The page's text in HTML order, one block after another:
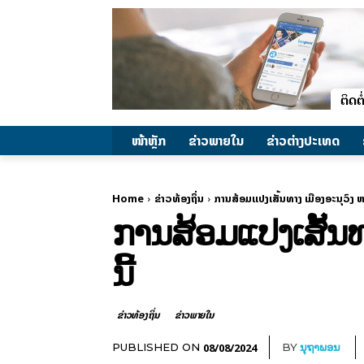
ໜ້າຫຼັກ ຂ່າວພາຍ​ໃນ ຂ່າວຕ່າງປະເທດ
Home ຂ່າວທ້ອງຖິ່ນ ການສ້ອມແປງເສັ້ນທາງ ເມືອງອະນຸວົງ
ການສ້ອມແປງເສັ້ນ
ນີ້
ຂ່າວທ້ອງຖິ່ນ ຂ່າວພາຍ​ໃນ
PUBLISHED ON 08/08/2024 BYນຸຖາພອນ